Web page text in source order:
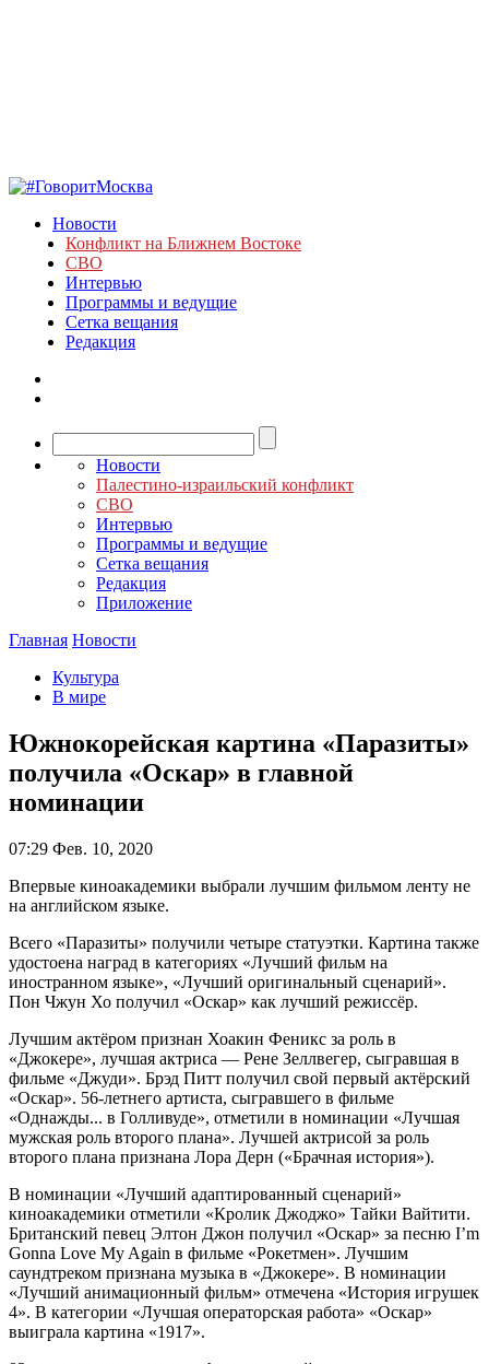
Новости
Конфликт на Ближнем Востоке
СВО
Интервью
Программы и ведущие
Сетка вещания
Редакция
Новости
Палестино-израильский конфликт
СВО
Интервью
Программы и ведущие
Сетка вещания
Редакция
Приложение
Главная Новости
Культура
В мире
Южнокорейская картина «Паразиты»
получила «Оскар» в главной
номинации
07:29 Фев. 10, 2020
Впервые киноакадемики выбрали лучшим фильмом ленту не
на английском языке.
Всего «Паразиты» получили четыре статуэтки. Картина также
удостоена наград в категориях «Лучший фильм на
иностранном языке», «Лучший оригинальный сценарий».
Пон Чжун Хо получил «Оскар» как лучший режиссёр.
Лучшим актёром признан Хоакин Феникс за роль в
«Джокере», лучшая актриса — Рене Зеллвегер, сыгравшая в
фильме «Джуди». Брэд Питт получил свой первый актёрский
«Оскар». 56-летнего артиста, сыгравшего в фильме
«Однажды... в Голливуде», отметили в номинации «Лучшая
мужская роль второго плана». Лучшей актрисой за роль
второго плана признана Лора Дерн («Брачная история»).
В номинации «Лучший адаптированный сценарий»
киноакадемики отметили «Кролик Джоджо» Тайки Вайтити.
Британский певец Элтон Джон получил «Оскар» за песню I’m
Gonna Love My Again в фильме «Рокетмен». Лучшим
саундтреком признана музыка в «Джокере». В номинации
«Лучший анимационный фильм» отмечена «История игрушек
4». В категории «Лучшая операторская работа» «Оскар»
выиграла картина «1917».